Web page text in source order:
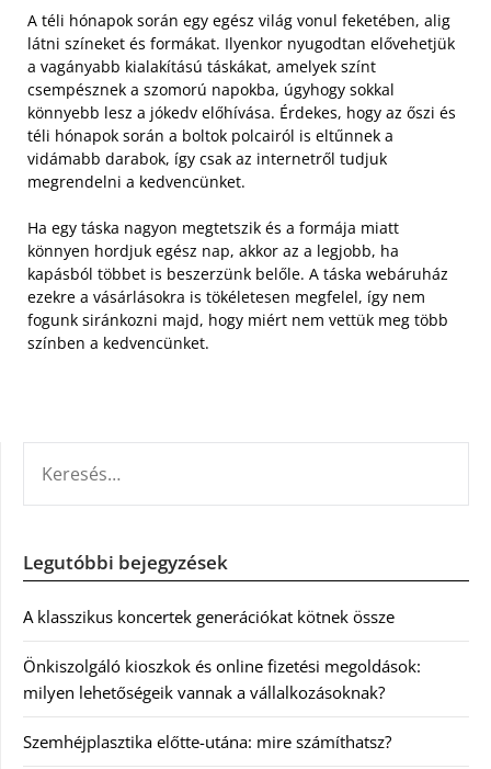
A téli hónapok során egy egész világ vonul feketében, alig
látni színeket és formákat. Ilyenkor nyugodtan elővehetjük
a vagányabb kialakítású táskákat, amelyek színt
csempésznek a szomorú napokba, úgyhogy sokkal
könnyebb lesz a jókedv előhívása. Érdekes, hogy az őszi és
téli hónapok során a boltok polcairól is eltűnnek a
vidámabb darabok, így csak az internetről tudjuk
megrendelni a kedvencünket.
Ha egy táska nagyon megtetszik és a formája miatt
könnyen hordjuk egész nap, akkor az a legjobb, ha
kapásból többet is beszerzünk belőle. A táska webáruház
ezekre a vásárlásokra is tökéletesen megfelel, így nem
fogunk siránkozni majd, hogy miért nem vettük meg több
színben a kedvencünket.
Legutóbbi bejegyzések
A klasszikus koncertek generációkat kötnek össze
Önkiszolgáló kioszkok és online fizetési megoldások:
milyen lehetőségeik vannak a vállalkozásoknak?
Szemhéjplasztika előtte-utána: mire számíthatsz?